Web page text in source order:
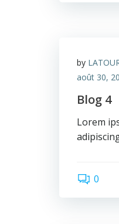
by
août 30,
Blog 4
Lorem
0